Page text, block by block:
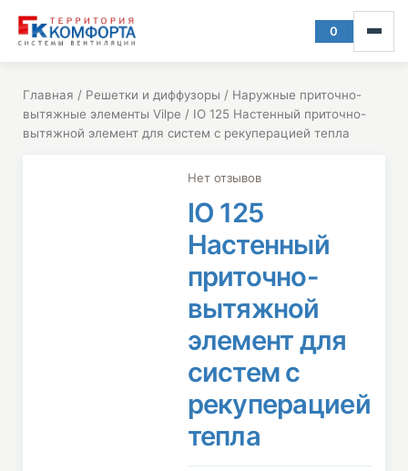
содержимому
0Корзина
Главная / Решетки и диффузоры / Наружные приточно-
вытяжные элементы Vilpe / IO 125 Настенный приточно-
вытяжной элемент для систем с рекуперацией тепла
Нет отзывов
IO 125
Настенный
приточно-
вытяжной
элемент для
систем с
рекуперацией
тепла